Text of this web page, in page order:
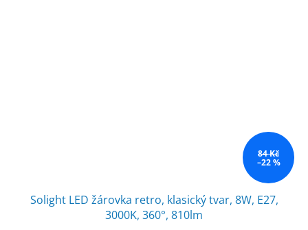
84 Kč
–22 %
Solight LED žárovka retro, klasický tvar, 8W, E27,
3000K, 360°, 810lm